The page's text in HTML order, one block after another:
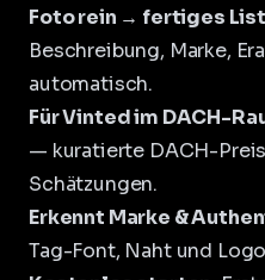
Foto rein → fertiges
Beschreibung, Marke,
automatisch.
Für Vinted im DACH-
— kuratierte DACH-
Schätzungen.
Erkennt Marke &
Tag-Font, Naht und